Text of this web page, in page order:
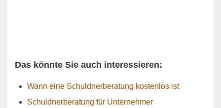
Das könnte Sie auch interessieren:
Wann eine Schuldnerberatung kostenlos ist
Schuldnerberatung für Unternehmer